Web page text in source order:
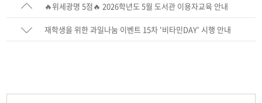
🔥위세광명 5점🔥 2026학년도 5월 도서관 이용자교육 안내
재학생을 위한 과일나눔 이벤트 15차 '비타민DAY' 시행 안내